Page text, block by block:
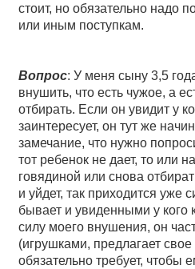
стоит, но обязательно надо
или иным поступкам.
Вопрос: У меня сыну 3,5
внушить, что есть чужое, а
отбирать. Если он увидит у
заинтересует, он тут же
замечание, что нужно
тот ребенок не дает, то или
говядиной или снова
и уйдет, так приходится уже
бывает и увиденными у
силу моего внушения, он
(игрушками, предлагает
обязательно требует, чтобы